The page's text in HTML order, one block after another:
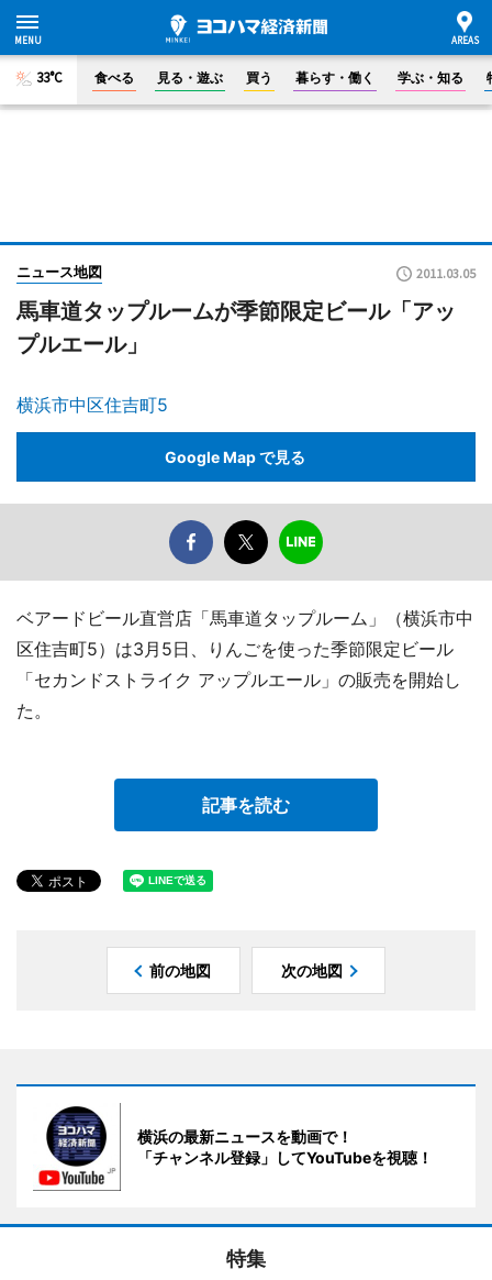
33°C 食べる 見る・遊ぶ 買う 暮らす・働く 学ぶ・知る
ニュース地図 2011.03.05
馬車道タップルームが季節限定ビール「アッ
プルエール」
横浜市中区住吉町5
Google Map で見る
ベアードビール直営店「馬車道タップルーム」（横浜市中
区住吉町5）は3月5日、りんごを使った季節限定ビール
「セカンドストライク アップルエール」の販売を開始し
た。
記事を読む
前の地図 次の地図
横浜の最新ニュースを動画で！
「チャンネル登録」してYouTubeを視聴！
特集